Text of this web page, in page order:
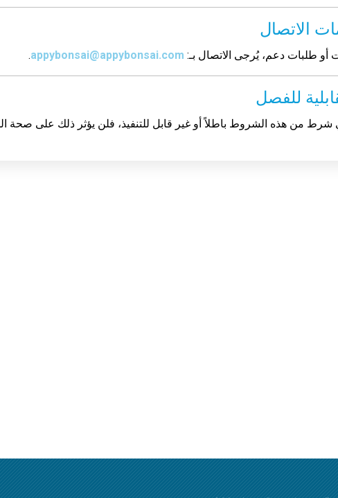
أو طلبات دعم، يُرجى الاتصال بـ: appybonsai@appybonsai.com
.
أي شرط من هذه الشروط باطلاً أو غير قابل للتنفيذ، فلن يؤثر ذلك على